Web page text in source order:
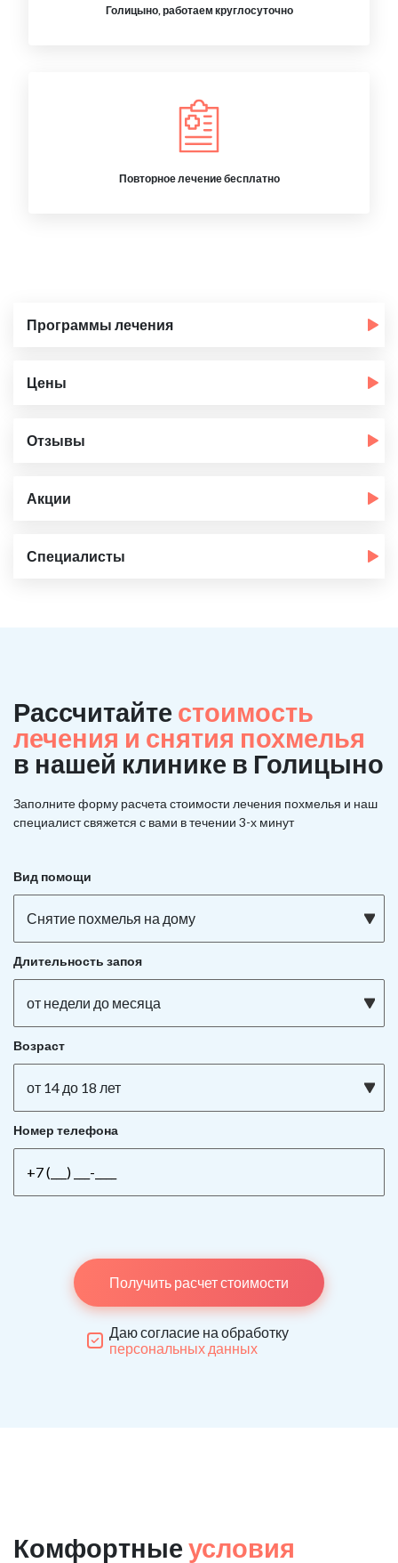
Голицыно, работаем круглосуточно
Повторное лечение бесплатно
Программы лечения
Цены
Отзывы
Акции
Специалисты
Рассчитайте стоимость
лечения и снятия похмелья
в нашей клинике в Голицыно
Заполните форму расчета стоимости лечения похмелья и наш
специалист свяжется с вами в течении 3-х минут
Вид помощи
Снятие похмелья на дому
Длительность запоя
от недели до месяца
Возраст
от 14 до 18 лет
Номер телефона
Получить расчет стоимости
Даю согласие на обработку
персональных данных
Комфортные условия